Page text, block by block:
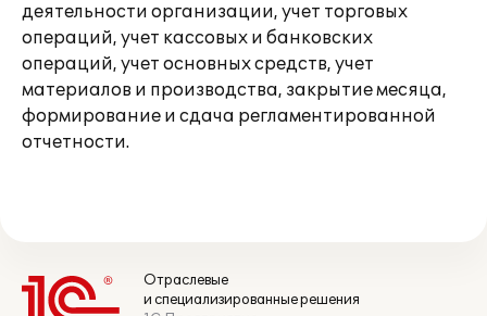
деятельности организации, учет торговых
операций, учет кассовых и банковских
операций, учет основных средств, учет
материалов и производства, закрытие месяца,
формирование и сдача регламентированной
отчетности.
Отраслевые
и специализированные решения